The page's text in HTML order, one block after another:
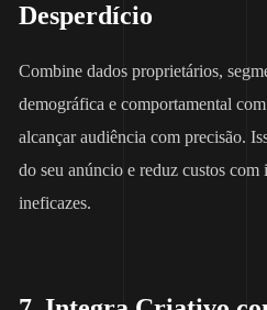
Desperdício
Combine dados proprietários,
demográfica e comportamental
alcançar audiência com precisão.
do seu anúncio e reduz custos com
ineficazes.